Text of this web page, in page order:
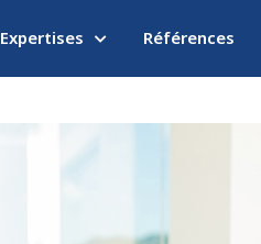
Expertises Références